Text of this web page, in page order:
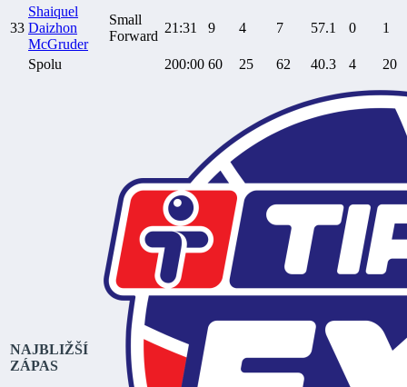
33
Shaiquel
Daizhon
McGruder
Small
Forward
21:31 9 4 7 57.1 0 1
Spolu 200:00 60 25 62 40.3 4 20
NAJBLIŽŠÍ
ZÁPAS